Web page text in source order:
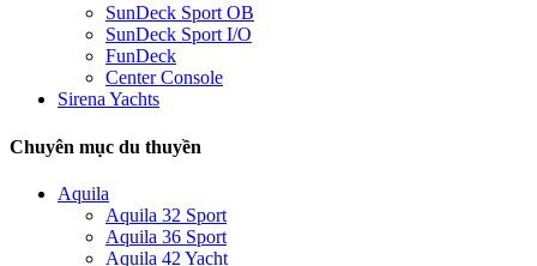
SunDeck Sport OB
SunDeck Sport I/O
FunDeck
Center Console
Sirena Yachts
Chuyên mục du thuyền
Aquila
Aquila 32 Sport
Aquila 36 Sport
Aquila 42 Yacht